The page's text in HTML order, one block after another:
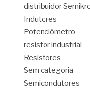
distribuidor
Indutores
Potenciômetro
resistor industrial
Resistores
Sem categoria
Semicondutores